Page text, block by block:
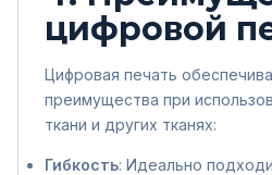
цифровой
Цифровая печать
преимущества при
ткани и других тканях:
Гибкость: Идеально